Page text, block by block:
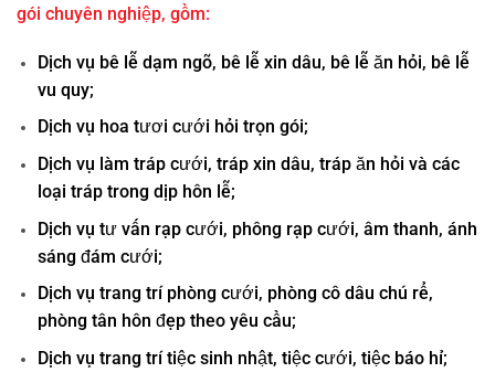
gói chuyên nghiệp, gồm:
Dịch vụ bê lễ dạm ngõ, bê lễ xin dâu, bê lễ ăn hỏi, bê lễ
vu quy;
Dịch vụ hoa tươi cưới hỏi trọn gói;
Dịch vụ làm tráp cưới, tráp xin dâu, tráp ăn hỏi và các
loại tráp trong dịp hôn lễ;
Dịch vụ tư vấn rạp cưới, phông rạp cưới, âm thanh, ánh
sáng đám cưới;
Dịch vụ trang trí phòng cưới, phòng cô dâu chú rể,
phòng tân hôn đẹp theo yêu cầu;
Dịch vụ trang trí tiệc sinh nhật, tiệc cưới, tiệc báo hỉ;